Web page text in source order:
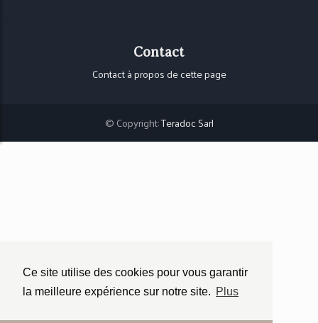
Ce site utilise des cookies pour vous garantir
la meilleure expérience sur notre site. Plus
Contact
Contact à propos de cette page
© Copyright:Teradoc Sarl